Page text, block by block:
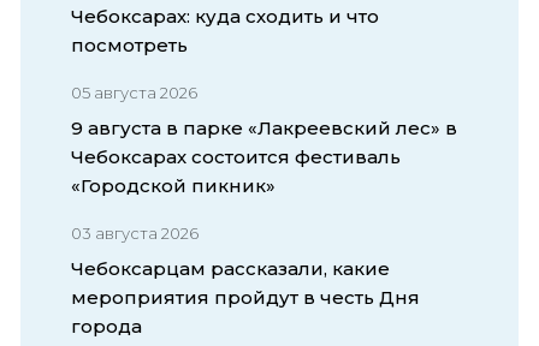
Чебоксарах: куда сходить и что
посмотреть
05 августа 2026
9 августа в парке «Лакреевский лес» в
Чебоксарах состоится фестиваль
«Городской пикник»
03 августа 2026
Чебоксарцам рассказали, какие
мероприятия пройдут в честь Дня
города